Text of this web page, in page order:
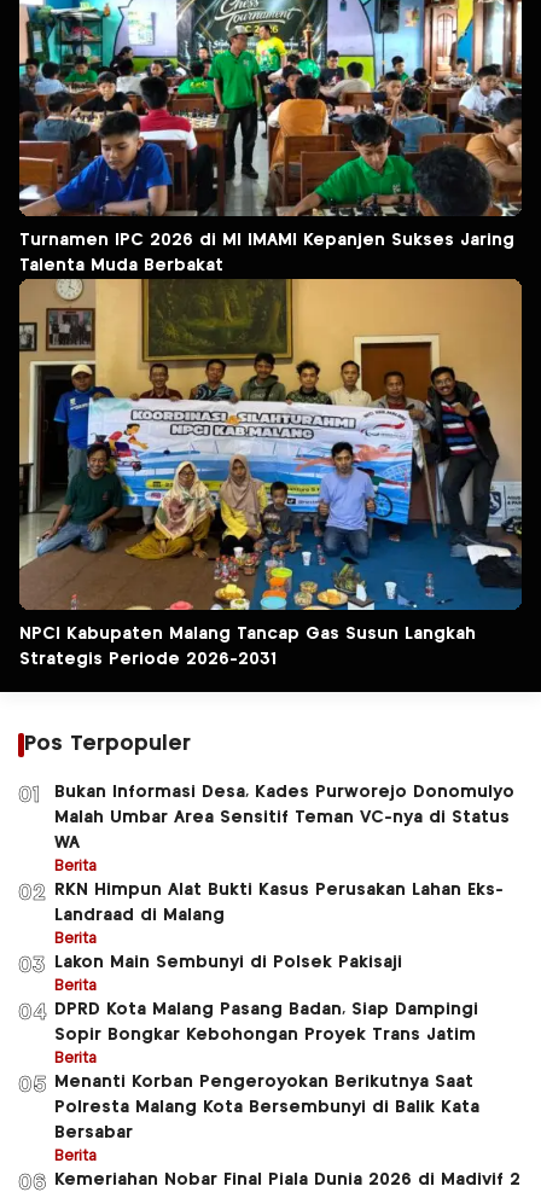
Turnamen IPC 2026 di MI IMAMI Kepanjen Sukses Jaring
Talenta Muda Berbakat
NPCI Kabupaten Malang Tancap Gas Susun Langkah
Strategis Periode 2026-2031
Pos Terpopuler
01
Bukan Informasi Desa, Kades Purworejo Donomulyo
Malah Umbar Area Sensitif Teman VC-nya di Status
WA
Berita
02
RKN Himpun Alat Bukti Kasus Perusakan Lahan Eks-
Landraad di Malang
Berita
03 Lakon Main Sembunyi di Polsek Pakisaji
Berita
04
DPRD Kota Malang Pasang Badan, Siap Dampingi
Sopir Bongkar Kebohongan Proyek Trans Jatim
Berita
05
Menanti Korban Pengeroyokan Berikutnya Saat
Polresta Malang Kota Bersembunyi di Balik Kata
Bersabar
Berita
06
Kemeriahan Nobar Final Piala Dunia 2026 di Madivif 2